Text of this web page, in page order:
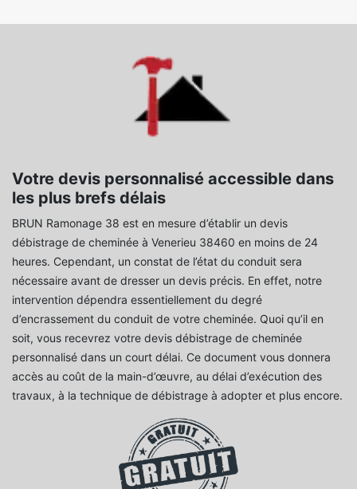
Votre devis personnalisé accessible dans
les plus brefs délais
BRUN Ramonage 38 est en mesure d’établir un devis
débistrage de cheminée à Venerieu 38460 en moins de 24
heures. Cependant, un constat de l’état du conduit sera
nécessaire avant de dresser un devis précis. En effet, notre
intervention dépendra essentiellement du degré
d’encrassement du conduit de votre cheminée. Quoi qu’il en
soit, vous recevrez votre devis débistrage de cheminée
personnalisé dans un court délai. Ce document vous donnera
accès au coût de la main-d’œuvre, au délai d’exécution des
travaux, à la technique de débistrage à adopter et plus encore.